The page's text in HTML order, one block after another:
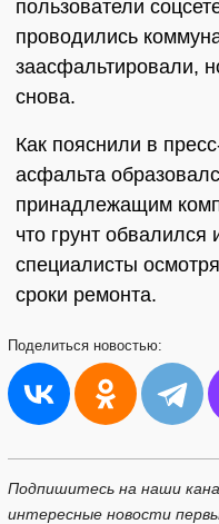
пользователи
проводились
заасфальтировали,
снова.
Как пояснили в
асфальта
принадлежащим
что грунт
специалисты
сроки ремонта.
Поделиться новостью:
Подпишитесь на наши
интересные новости